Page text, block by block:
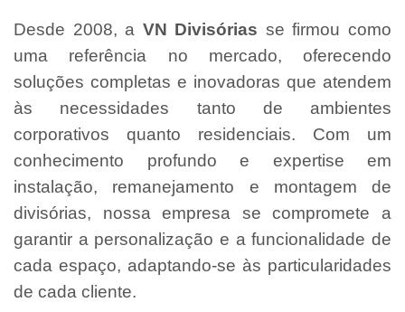
Desde 2008, a VN Divisórias se firmou como
uma referência no mercado, oferecendo
soluções completas e inovadoras que atendem
às necessidades tanto de ambientes
corporativos quanto residenciais. Com um
conhecimento profundo e expertise em
instalação, remanejamento e montagem de
divisórias, nossa empresa se compromete a
garantir a personalização e a funcionalidade de
cada espaço, adaptando-se às particularidades
de cada cliente.